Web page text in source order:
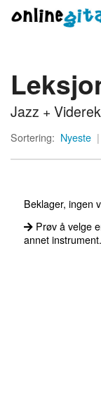
Meny
Logg inn
Jazz +
Sortering: Nyeste |
Beklager, ingen
Prøv å velge
annet instrument.